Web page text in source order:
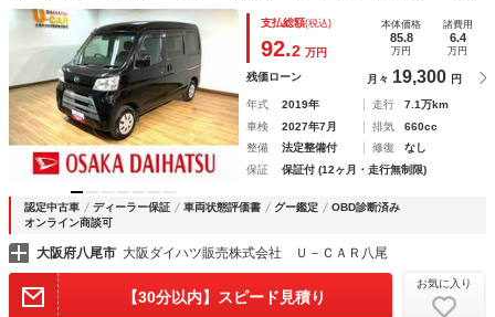
マートアシスト３ 電動格納ドアミラー 両側スライドドア
ハイルーフ １年間走行距離無制限保証
支払総額(税込)
92.2 万円
本体価格
85.8
万円
諸費用
6.4
万円
残価ローン 月々 19,300 円
年式 2019年 走行
7.1万km
車検
2027年7月 排気
660cc
整備
法定整備付 修復
なし
保証
保証付 (12ヶ月・走行無制限)
認定中古車 ディーラー保証 車両状態評価書 グー鑑定
OBD診断済み
オンライン商談可
大阪府八尾市 大阪ダイハツ販売株式会社 Ｕ－ＣＡＲ八尾
【30分以内】スピード見積り
お気に入り